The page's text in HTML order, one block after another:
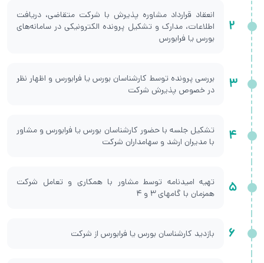
2
انعقاد قرارداد مشاوره پذیرش با شرکت متقاضی، دریافت
اطلاعات، مدارک و تشکیل پرونده الکترونیکی در سامانه‌های
بورس یا فرابورس
3
بررسی پرونده توسط کارشناسان بورس یا فرابورس و اظهار نظر
در خصوص پذیرش شرکت
4
تشکیل جلسه با حضور کارشناسان بورس یا فرابورس و مشاور
با مدیران ارشد و سهامداران شرکت
5
تهیه امیدنامه توسط مشاور با همکاری و تعامل شرکت
همزمان با گامهای 3 و 4
6 بازدید کارشناسان بورس یا فرابورس از شرکت